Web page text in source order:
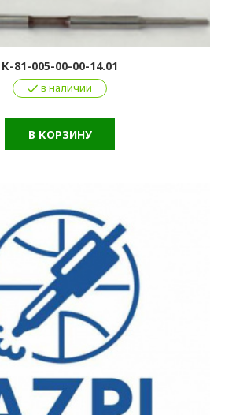
К-81-005-00-00-14.01
в наличии
В КОРЗИНУ